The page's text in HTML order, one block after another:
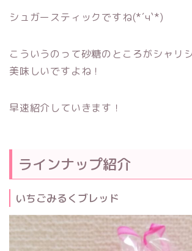
シュガースティックですね(*´ч`*)
こういうのって砂糖のところがシャリ
美味しいですよね！
早速紹介していきます！
ラインナップ紹介
いちごみるくブレッド